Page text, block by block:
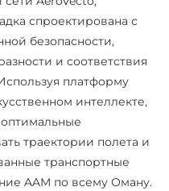
спроектирована с
безопасности,
и соответствия
платформу
интеллекте,
траектории полета и
транспортные
AAM по всему Оману.